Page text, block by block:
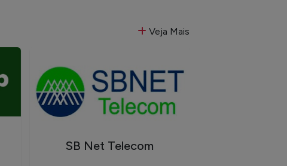
Veja Mais
SB Net Telecom